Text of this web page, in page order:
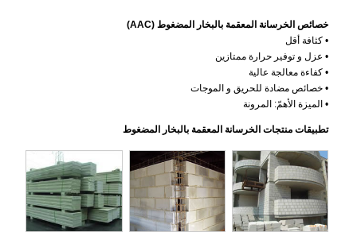
خصائص الخرسانة المعقمة بالبخار المضغوط (AAC)
• كثافة أقل
• عزل و توفير حرارة ممتازين
• كفاءة معالجة عالية
• خصائص مضادة للحريق و الموجات
• الميزة الأهمّ: المرونة
تطبيقات منتجات الخرسانة المعقمة بالبخار المضغوط